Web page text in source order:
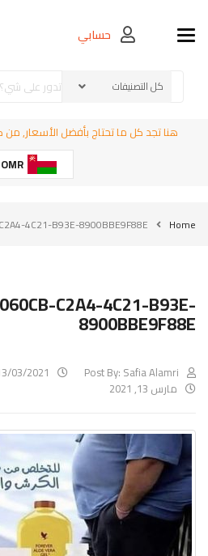
Toggle navigationحسابي
هنا تجد كل ما تحتاج بأفضل الأسعار,
OMR
Home
4C21-B93E-8900BBE9F88E
C2A4-4C21-B93E-
8900BBE9F88E
Post By: Safia Alamri
03/2021
مارس 13, 2021